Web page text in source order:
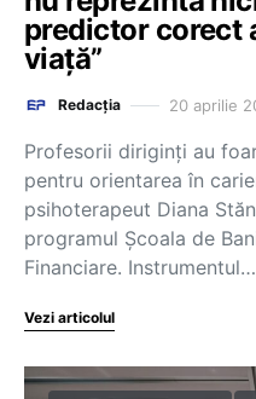
predictor corect
viață”
Redacția 20 aprilie
Profesorii diriginți au
pentru orientarea în
psihoterapeut Diana
programul Școala de
Financiare. Instrumentul…
Vezi articolul